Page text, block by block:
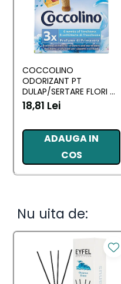
COCCOLINO
ODORIZANT PT
DULAP/SERTARE FLORI DI
PRIMAVERA 3 BUC
18,81 Lei
ADAUGA IN
COS
Nu uita de: